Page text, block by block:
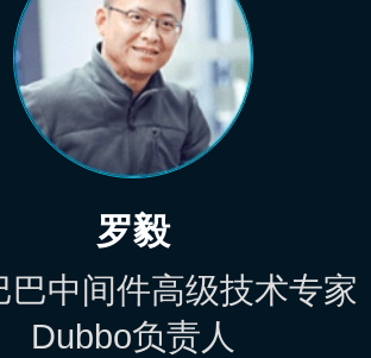
罗毅
巴中间件高级技术专家
Dubbo负责人